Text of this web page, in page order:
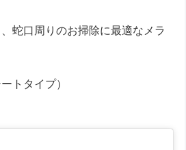
蛇口周りのお掃除に最適なメラ
トタイプ）